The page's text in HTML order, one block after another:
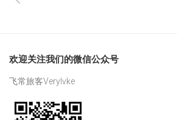
欢迎关注我们的微信公众号
飞常旅客Verylvke